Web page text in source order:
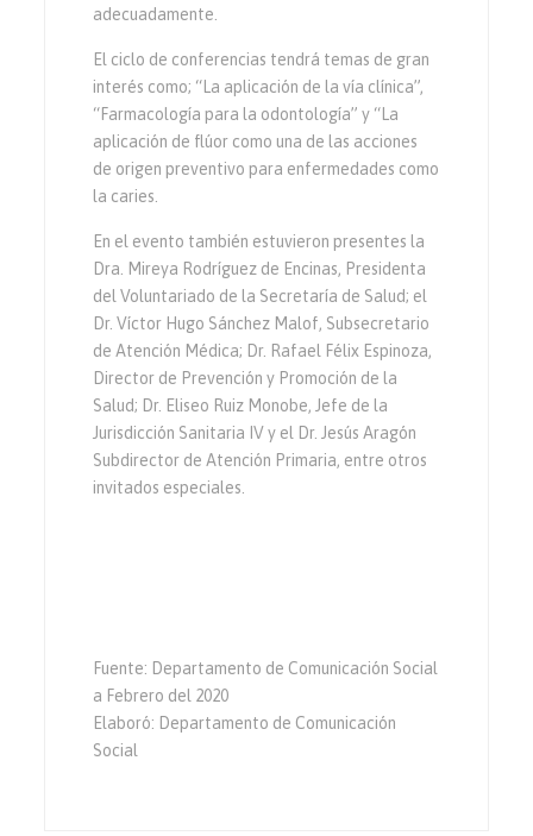
adecuadamente.
El ciclo de conferencias tendrá temas de gran
interés como; “La aplicación de la vía clínica”,
“Farmacología para la odontología” y “La
aplicación de flúor como una de las acciones
de origen preventivo para enfermedades como
la caries.
En el evento también estuvieron presentes la
Dra. Mireya Rodríguez de Encinas, Presidenta
del Voluntariado de la Secretaría de Salud; el
Dr. Víctor Hugo Sánchez Malof, Subsecretario
de Atención Médica; Dr. Rafael Félix Espinoza,
Director de Prevención y Promoción de la
Salud; Dr. Eliseo Ruiz Monobe, Jefe de la
Jurisdicción Sanitaria IV y el Dr. Jesús Aragón
Subdirector de Atención Primaria, entre otros
invitados especiales.
Fuente: Departamento de Comunicación Social
a Febrero del 2020
Elaboró: Departamento de Comunicación
Social